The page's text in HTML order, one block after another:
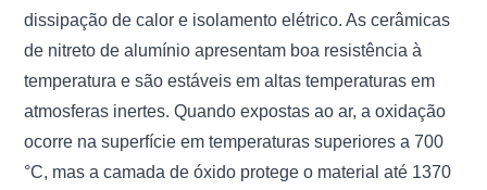
dissipação de calor e isolamento elétrico. As cerâmicas
de nitreto de alumínio apresentam boa resistência à
temperatura e são estáveis ​​em altas temperaturas em
atmosferas inertes. Quando expostas ao ar, a oxidação
ocorre na superfície em temperaturas superiores a 700
°C, mas a camada de óxido protege o material até 1370